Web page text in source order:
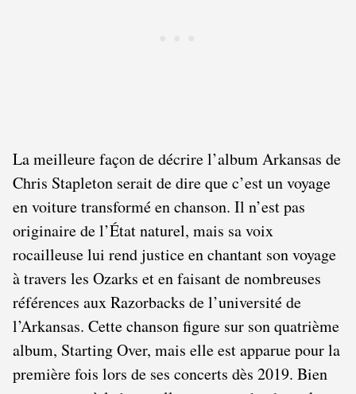
La meilleure façon de décrire l’album Arkansas de
Chris Stapleton serait de dire que c’est un voyage
en voiture transformé en chanson. Il n’est pas
originaire de l’État naturel, mais sa voix
rocailleuse lui rend justice en chantant son voyage
à travers les Ozarks et en faisant de nombreuses
références aux Razorbacks de l’université de
l’Arkansas. Cette chanson figure sur son quatrième
album, Starting Over, mais elle est apparue pour la
première fois lors de ses concerts dès 2019. Bien